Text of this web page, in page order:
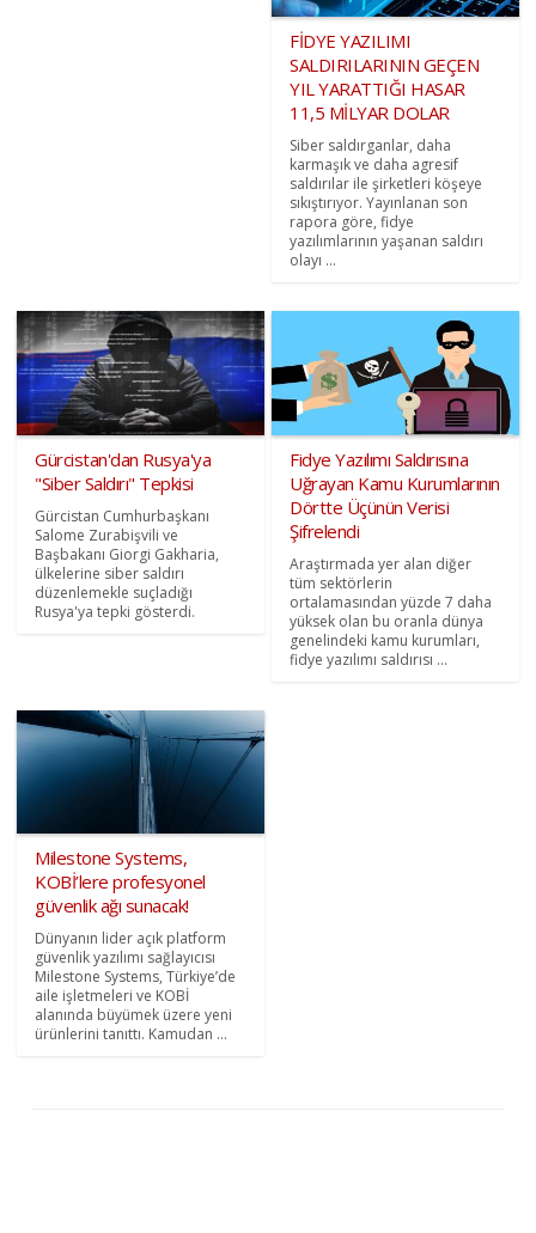
FİDYE YAZILIMI
SALDIRILARININ GEÇEN
YIL YARATTIĞI HASAR
11,5 MİLYAR DOLAR
Siber saldırganlar, daha
karmaşık ve daha agresif
saldırılar ile şirketleri köşeye
sıkıştırıyor. Yayınlanan son
rapora göre, fidye
yazılımlarının yaşanan saldırı
olayı ...
Gürcistan'dan Rusya'ya
"Siber Saldırı" Tepkisi
Gürcistan Cumhurbaşkanı
Salome Zurabişvili ve
Başbakanı Giorgi Gakharia,
ülkelerine siber saldırı
düzenlemekle suçladığı
Rusya'ya tepki gösterdi.
Fidye Yazılımı Saldırısına
Uğrayan Kamu Kurumlarının
Dörtte Üçünün Verisi
Şifrelendi
Araştırmada yer alan diğer
tüm sektörlerin
ortalamasından yüzde 7 daha
yüksek olan bu oranla dünya
genelindeki kamu kurumları,
fidye yazılımı saldırısı ...
Milestone Systems,
KOBİ’lere profesyonel
güvenlik ağı sunacak!
Dünyanın lider açık platform
güvenlik yazılımı sağlayıcısı
Milestone Systems, Türkiye’de
aile işletmeleri ve KOBİ
alanında büyümek üzere yeni
ürünlerini tanıttı. Kamudan ...